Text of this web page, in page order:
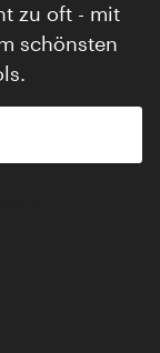
zu oft - mit
schönsten